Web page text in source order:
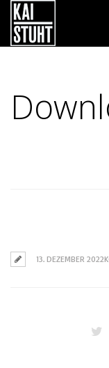
13. DEZEMBER 2022